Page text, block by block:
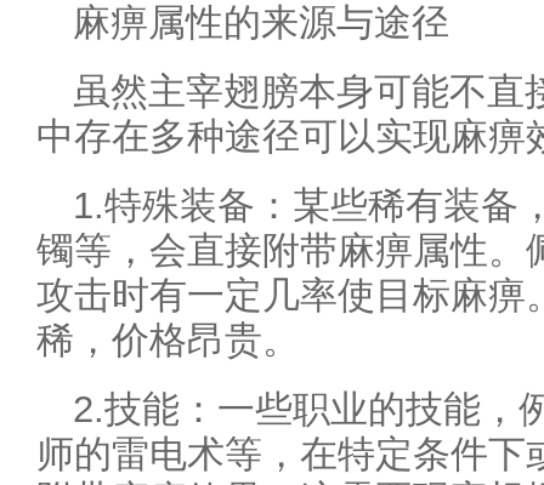
麻痹属性的来源与途径
虽然主宰翅膀本身可能不
中存在多种途径可以实现麻痹
1.特殊装备：某些稀有装备
镯等，会直接附带麻痹属性。
攻击时有一定几率使目标麻痹
稀，价格昂贵。
2.技能：一些职业的技能，
师的雷电术等，在特定条件